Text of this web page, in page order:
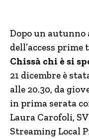
Dopo un autunno
dell’access prime
Chissà chi è si
21 dicembre è
alle 20.30, da
in prima serata
Laura Carofoli,
Streaming Local